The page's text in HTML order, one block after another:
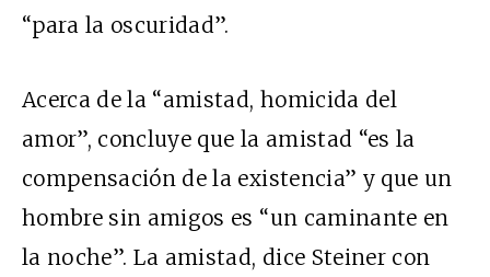
“para la oscuridad”.
Acerca de la “amistad, homicida del
amor”, concluye que la amistad “es la
compensación de la existencia” y que un
hombre sin amigos es “un caminante en
la noche”. La amistad, dice Steiner con